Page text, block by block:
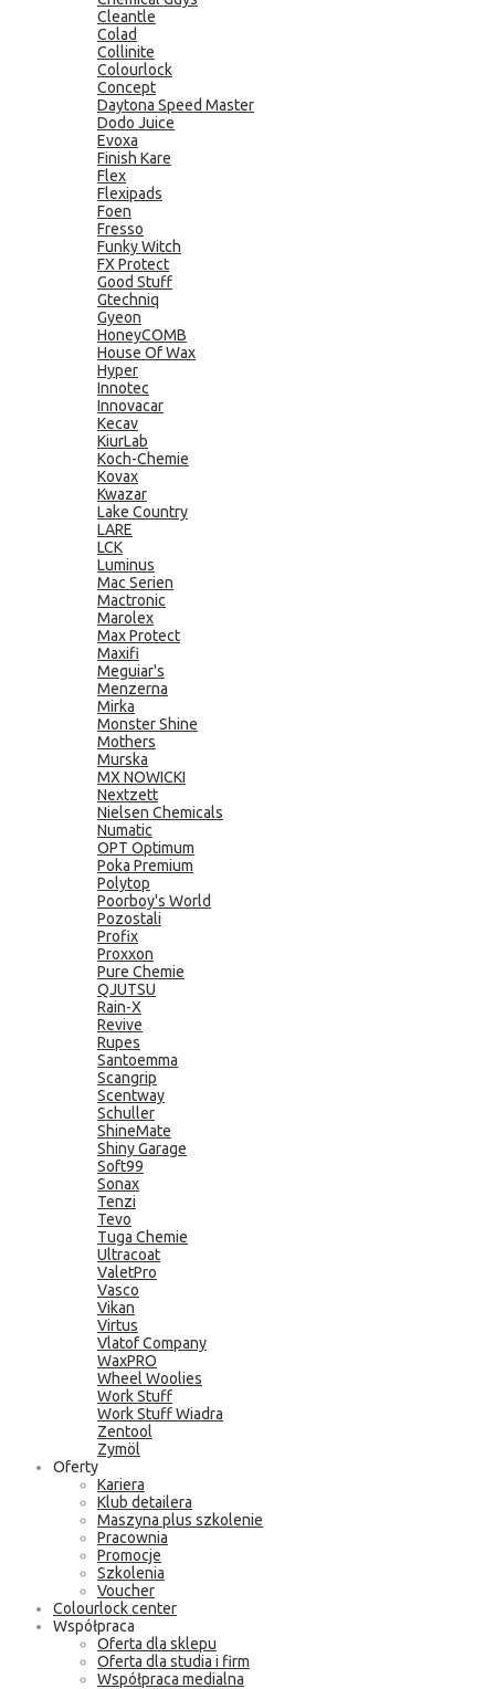
Cleantle
Colad
Collinite
Colourlock
Concept
Daytona Speed Master
Dodo Juice
Evoxa
Finish Kare
Flex
Flexipads
Foen
Fresso
Funky Witch
FX Protect
Good Stuff
Gtechniq
Gyeon
HoneyCOMB
House Of Wax
Hyper
Innotec
Innovacar
Kecav
KiurLab
Koch-Chemie
Kovax
Kwazar
Lake Country
LARE
LCK
Luminus
Mac Serien
Mactronic
Marolex
Max Protect
Maxifi
Meguiar's
Menzerna
Mirka
Monster Shine
Mothers
Murska
MX NOWICKI
Nextzett
Nielsen Chemicals
Numatic
OPT Optimum
Poka Premium
Polytop
Poorboy's World
Pozostali
Profix
Proxxon
Pure Chemie
QJUTSU
Rain-X
Revive
Rupes
Santoemma
Scangrip
Scentway
Schuller
ShineMate
Shiny Garage
Soft99
Sonax
Tenzi
Tevo
Tuga Chemie
Ultracoat
ValetPro
Vasco
Vikan
Virtus
Vlatof Company
WaxPRO
Wheel Woolies
Work Stuff
Work Stuff Wiadra
Zentool
Zymöl
Oferty
Kariera
Klub detailera
Maszyna plus szkolenie
Pracownia
Promocje
Szkolenia
Voucher
Colourlock center
Współpraca
Oferta dla sklepu
Oferta dla studia i firm
Współpraca medialna